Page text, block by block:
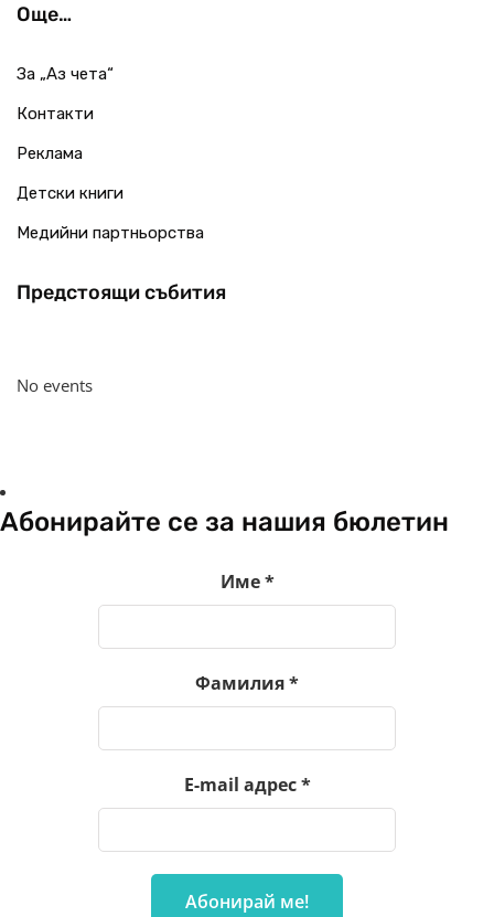
Още…
За „Аз чета“
Контакти
Реклама
Детски книги
Медийни партньорства
Предстоящи събития
No events
Абонирайте се за нашия бюлетин
Име*
Фамилия*
E-mail адрес*